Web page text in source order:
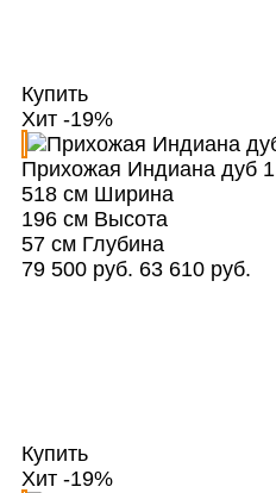
Купить
Хит -19%
Прихожая Индиана дуб 1
518 смШирина
196 смВысота
57 смГлубина
79 500 руб. 63 610 руб.
Купить
Хит -19%